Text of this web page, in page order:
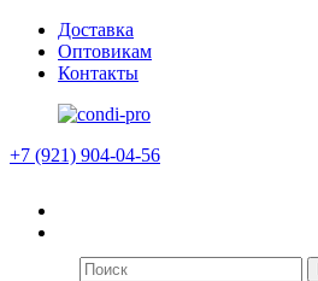
Доставка
Оптовикам
Контакты
+7 (921) 904-04-56